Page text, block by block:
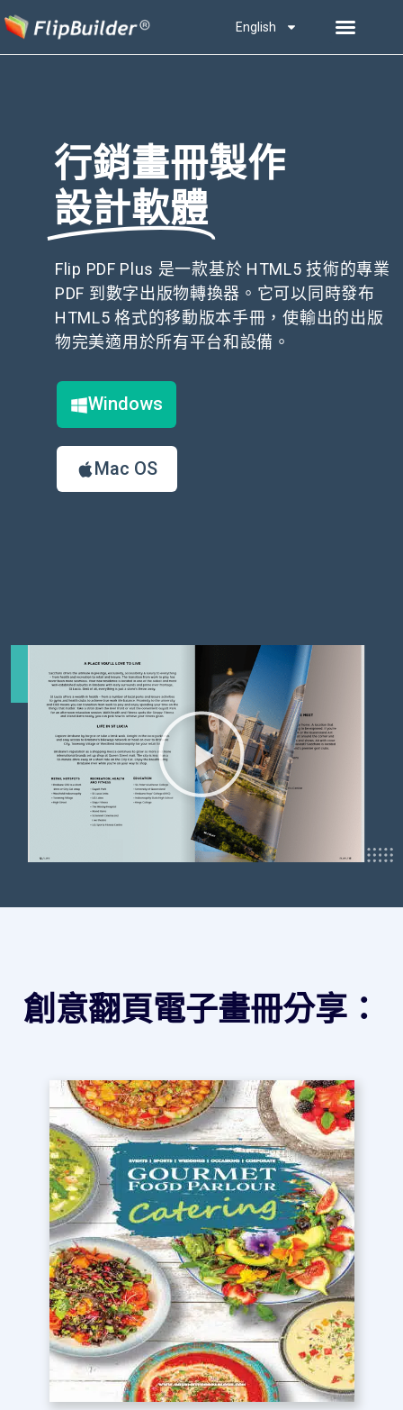
English
行銷畫冊製作
設計軟體
Flip PDF Plus 是一款基於 HTML5 技術的專業
PDF 到數字出版物轉換器。它可以同時發布
HTML5 格式的移動版本手冊，使輸出的出版
物完美適用於所有平台和設備。
Windows
Mac OS
創意翻頁電子畫冊分享：